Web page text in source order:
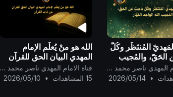
المُنتَظَر وكُلُّ
الحَقّ، والمُجيب
القَهَّار ..
قناة الامام المهدي ناصر محمد اليماني
•
2026/05/14
الله هو منْ يُعلّم الإمام
المهدي البيان الحق للقرآن
من ذات القرآن ..
قناة الامام المهدي ناصر محمد اليماني
15 المشاهدات
•
2026/05/10